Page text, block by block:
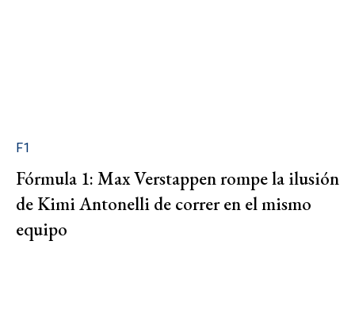
F1
Fórmula 1: Max Verstappen rompe la ilusión
de Kimi Antonelli de correr en el mismo
equipo